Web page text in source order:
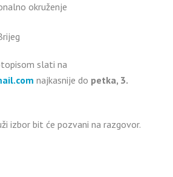
okruženje
slati na
najkasnije do petka, 3.
izbor bit će pozvani na razgovor.